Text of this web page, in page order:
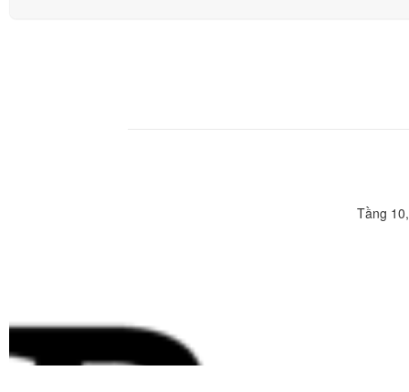
Tầng